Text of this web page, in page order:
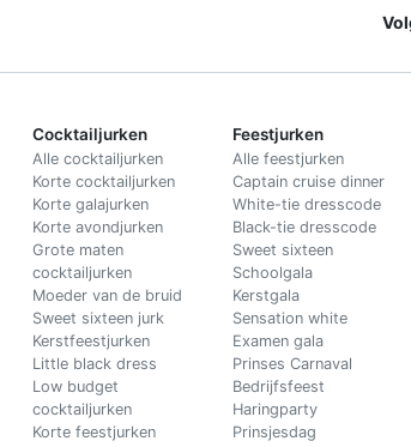
Cocktailjurken
Alle cocktailjurken
Korte cocktailjurken
Korte galajurken
Korte avondjurken
Grote maten
cocktailjurken
Moeder van de bruid
Sweet sixteen jurk
Kerstfeestjurken
Little black dress
Low budget
cocktailjurken
Korte feestjurken
Feestjurken
Alle feestjurken
Captain cruise dinner
White-tie dresscode
Black-tie dresscode
Sweet sixteen
Schoolgala
Kerstgala
Sensation white
Examen gala
Prinses Carnaval
Bedrijfsfeest
Haringparty
Prinsjesdag